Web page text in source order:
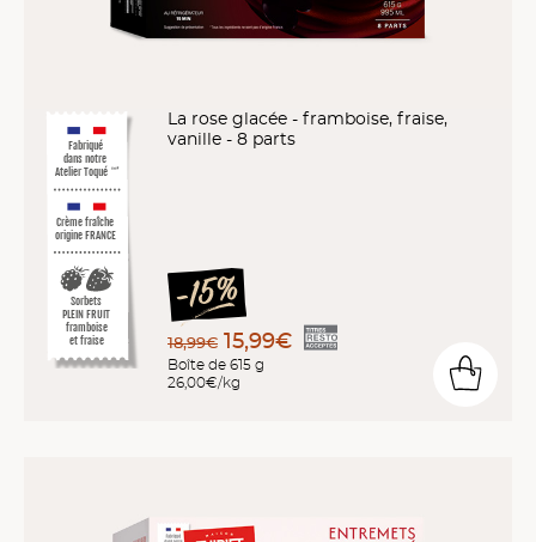
Fabriqué
dans notre
Atelier Toqué ™*
Crème fraîche
origine FRANCE
Sorbets
PLEIN FRUIT
framboise
et fraise
La rose glacée - framboise, fraise,
vanille - 8 parts
18,99€ 15,99€
Boîte de 615 g
26,00€/kg